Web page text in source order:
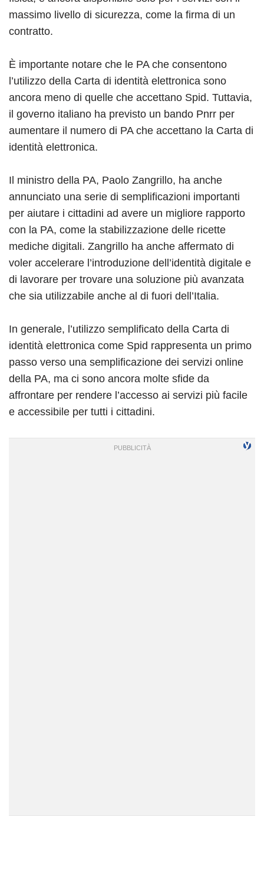
massimo livello di sicurezza, come la firma di un
contratto.
È importante notare che le PA che consentono
l’utilizzo della Carta di identità elettronica sono
ancora meno di quelle che accettano Spid. Tuttavia,
il governo italiano ha previsto un bando Pnrr per
aumentare il numero di PA che accettano la Carta di
identità elettronica.
Il ministro della PA, Paolo Zangrillo, ha anche
annunciato una serie di semplificazioni importanti
per aiutare i cittadini ad avere un migliore rapporto
con la PA, come la stabilizzazione delle ricette
mediche digitali. Zangrillo ha anche affermato di
voler accelerare l’introduzione dell’identità digitale e
di lavorare per trovare una soluzione più avanzata
che sia utilizzabile anche al di fuori dell’Italia.
In generale, l’utilizzo semplificato della Carta di
identità elettronica come Spid rappresenta un primo
passo verso una semplificazione dei servizi online
della PA, ma ci sono ancora molte sfide da
affrontare per rendere l’accesso ai servizi più facile
e accessibile per tutti i cittadini.